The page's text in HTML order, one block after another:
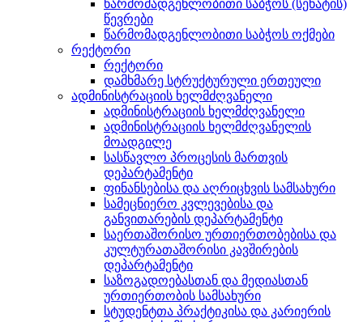
წარმომადგენლობითი საბჭოს (სენატის)
წევრები
წარმომადგენლობითი საბჭოს ოქმები
რექტორი
რექტორი
დამხმარე სტრუქტურული ერთეული
ადმინისტრაციის ხელმძღვანელი
ადმინისტრაციის ხელმძღვანელი
ადმინისტრაციის ხელმძღვანელის
მოადგილე
სასწავლო პროცესის მართვის
დეპარტამენტი
ფინანსებისა და აღრიცხვის სამსახური
სამეცნიერო კვლევებისა და
განვითარების დეპარტამენტი
საერთაშორისო ურთიერთობებისა და
კულტურათაშორისი კავშირების
დეპარტამენტი
საზოგადოებასთან და მედიასთან
ურთიერთობის სამსახური
სტუდენტთა პრაქტიკისა და კარიერის